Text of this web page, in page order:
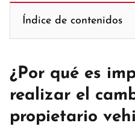
Índice de contenidos
¿Por qué es
realizar el
propietario